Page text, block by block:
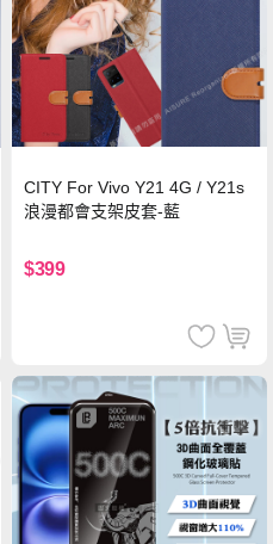
CITY For Vivo Y21 4G / Y21s
浪漫都會支架皮套-藍
$399